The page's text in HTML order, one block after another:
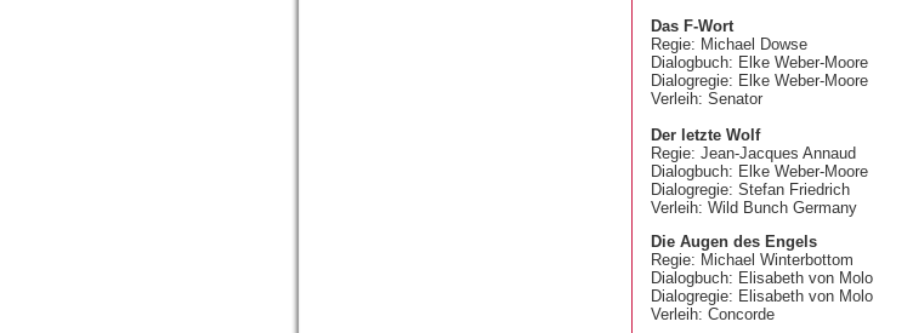
Das F-Wort
Regie: Michael Dowse
Dialogbuch: Elke Weber-Moore
Dialogregie: Elke Weber-Moore
Verleih: Senator
Der letzte Wolf
Regie: Jean-Jacques Annaud
Dialogbuch: Elke Weber-Moore
Dialogregie: Stefan Friedrich
Verleih: Wild Bunch Germany
Die Augen des Engels
Regie: Michael Winterbottom
Dialogbuch: Elisabeth von Molo
Dialogregie: Elisabeth von Molo
Verleih: Concorde